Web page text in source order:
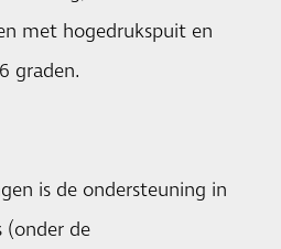
met hogedrukspuit en
graden.
is de ondersteuning in
(onder de